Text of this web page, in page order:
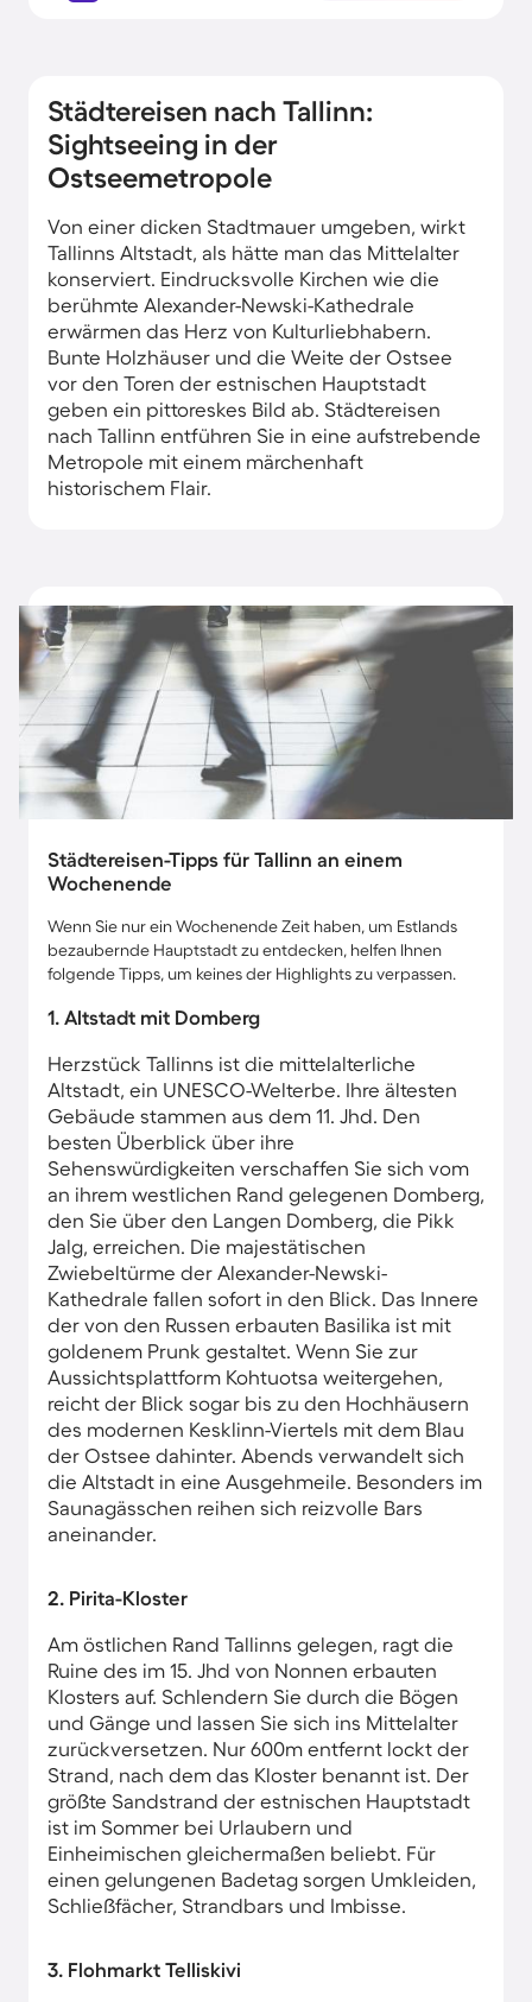
Städtereisen nach Tallinn:
Sightseeing in der
Ostseemetropole
Von einer dicken Stadtmauer umgeben, wirkt
Tallinns Altstadt, als hätte man das Mittelalter
konserviert. Eindrucksvolle Kirchen wie die
berühmte Alexander-Newski-Kathedrale
erwärmen das Herz von Kulturliebhabern.
Bunte Holzhäuser und die Weite der Ostsee
vor den Toren der estnischen Hauptstadt
geben ein pittoreskes Bild ab. Städtereisen
nach Tallinn​ entführen Sie in eine aufstrebende
Metropole mit einem märchenhaft
historischem Flair.
Städtereisen-Tipps für Tallinn an einem
Wochenende
Wenn Sie nur ein Wochenende Zeit haben, um Estlands
bezaubernde Hauptstadt zu entdecken, helfen Ihnen
folgende Tipps, um keines der Highlights zu verpassen.
1. Altstadt mit Domberg
Herzstück Tallinns ist die mittelalterliche
Altstadt, ein UNESCO-Welterbe. Ihre ältesten
Gebäude stammen aus dem 11. Jhd. Den
besten Überblick über ihre
Sehenswürdigkeiten verschaffen Sie sich vom
an ihrem westlichen Rand gelegenen Domberg,
den Sie über den Langen Domberg, die Pikk
Jalg, erreichen. Die majestätischen
Zwiebeltürme der Alexander-Newski-
Kathedrale fallen sofort in den Blick. Das Innere
der von den Russen erbauten Basilika ist mit
goldenem Prunk gestaltet. Wenn Sie zur
Aussichtsplattform Kohtuotsa weitergehen,
reicht der Blick sogar bis zu den Hochhäusern
des modernen Kesklinn-Viertels mit dem Blau
der Ostsee dahinter. Abends verwandelt sich
die Altstadt in eine Ausgehmeile. Besonders im
Saunagässchen reihen sich reizvolle Bars
aneinander.
2. Pirita-Kloster
Am östlichen Rand Tallinns gelegen, ragt die
Ruine des im 15. Jhd von Nonnen erbauten
Klosters auf. Schlendern Sie durch die Bögen
und Gänge und lassen Sie sich ins Mittelalter
zurückversetzen. Nur 600m entfernt lockt der
Strand, nach dem das Kloster benannt ist. Der
größte Sandstrand der estnischen Hauptstadt
ist im Sommer bei Urlaubern und
Einheimischen gleichermaßen beliebt. Für
einen gelungenen Badetag sorgen Umkleiden,
Schließfächer, Strandbars und Imbisse.
3. Flohmarkt Telliskivi